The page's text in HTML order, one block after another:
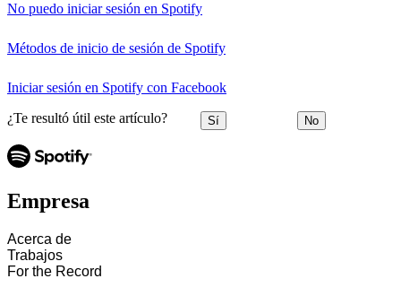
No puedo iniciar sesión en Spotify
Métodos de inicio de sesión de Spotify
Iniciar sesión en Spotify con Facebook
¿Te resultó útil este artículo? Sí No
Empresa
Acerca de
Trabajos
For the Record